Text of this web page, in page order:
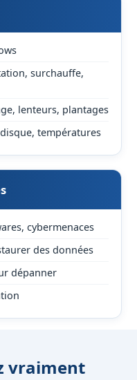
surchauffe,
lenteurs, plantages
températures
cybermenaces
des données
dépanner
vraiment